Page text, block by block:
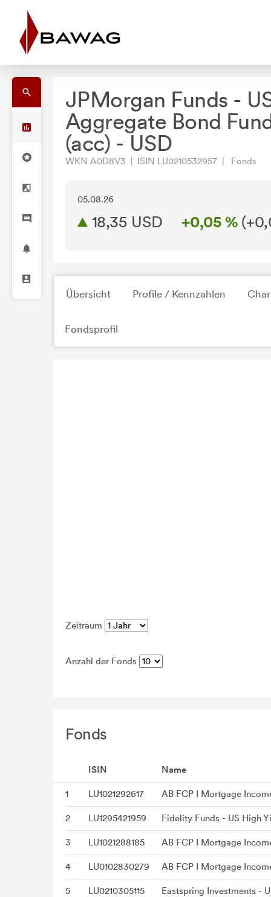
JPMorgan Funds -
Aggregate Bond
(acc) - USD
WKN A0D8V3 | ISIN LU0210532957 | Fonds
05.08.26
18,35 USD +0,05 % (
Übersicht Profile / Kennzahlen
Fondsprofil
Zeitraum
Anzahl der Fonds
Fonds
ISIN Name
1 LU1021292617 AB FCP I Mortgage
2 LU1295421959
3 LU1021288185 AB FCP I Mortgage
4 LU0102830279 AB FCP I Mortgage
5 LU0210305115 Eastspring Investments -